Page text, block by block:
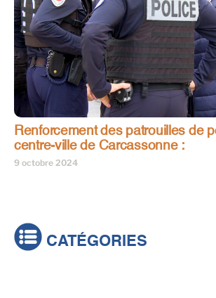
Renforcement des patrouilles de
centre-ville de Carcassonne :
9 octobre 2024
CATÉGORIES